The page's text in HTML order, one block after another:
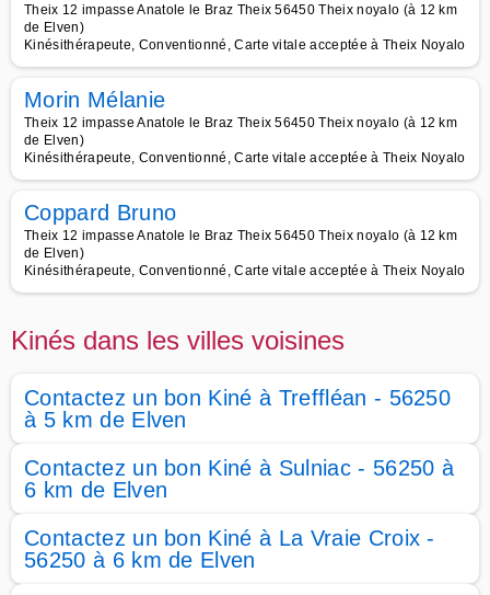
Theix 12 impasse Anatole le Braz Theix 56450 Theix noyalo (à 12 km
de Elven)
Kinésithérapeute, Conventionné, Carte vitale acceptée à Theix Noyalo
Morin Mélanie
Theix 12 impasse Anatole le Braz Theix 56450 Theix noyalo (à 12 km
de Elven)
Kinésithérapeute, Conventionné, Carte vitale acceptée à Theix Noyalo
Coppard Bruno
Theix 12 impasse Anatole le Braz Theix 56450 Theix noyalo (à 12 km
de Elven)
Kinésithérapeute, Conventionné, Carte vitale acceptée à Theix Noyalo
Kinés dans les villes voisines
Contactez un bon Kiné à Treffléan - 56250
à 5 km de Elven
Contactez un bon Kiné à Sulniac - 56250 à
6 km de Elven
Contactez un bon Kiné à La Vraie Croix -
56250 à 6 km de Elven